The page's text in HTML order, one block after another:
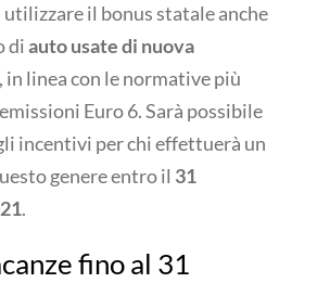
il bonus statale anche
diauto usate di nuova
, in linea con le normative più
Euro 6. Sarà possibile
incentivi per chi effettuerà un
genere entro il 31
.
fino al 31